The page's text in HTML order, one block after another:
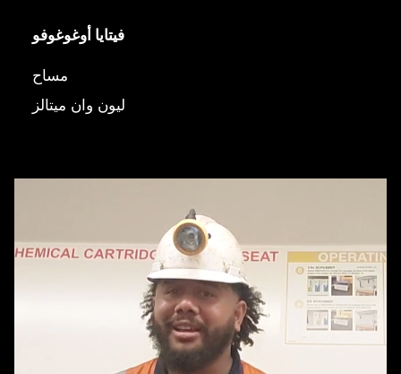
فيتايا أوغوغوفو
مساح
ليون وان ميتالز